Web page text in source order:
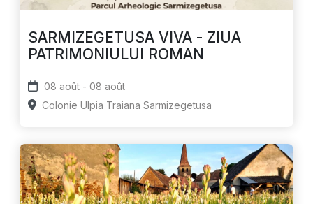
SARMIZEGETUSA VIVA - ZIUA
PATRIMONIULUI ROMAN
08 août - 08 août
Colonie Ulpia Traiana Sarmizegetusa